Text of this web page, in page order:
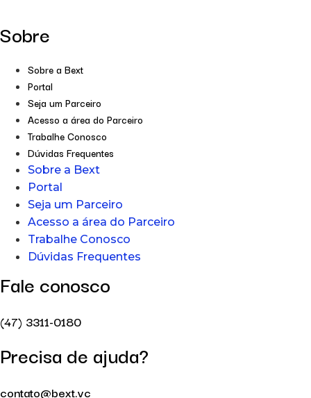
Sobre
Sobre a Bext
Portal
Seja um Parceiro
Acesso a área do Parceiro
Trabalhe Conosco
Dúvidas Frequentes
Sobre a Bext
Portal
Seja um Parceiro
Acesso a área do Parceiro
Trabalhe Conosco
Dúvidas Frequentes
Fale conosco
(47) 3311-0180
Precisa de ajuda?
contato@bext.vc